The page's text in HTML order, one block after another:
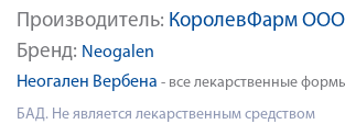
Производитель: КоролевФарм ООО
Бренд: Neogalen
Неогален Вербена - все лекарственные
БАД. Не является лекарственным средством